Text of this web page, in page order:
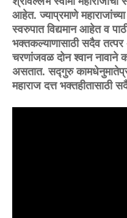
आहेत. ज्याप्रमाणे
स्वरुपात विद्यमान आहेत व
भक्तकल्याणासाठी सदैव
चरणांजवळ दोन श्वान नावाने
असतात. सद्गुरु
महाराज दत्त